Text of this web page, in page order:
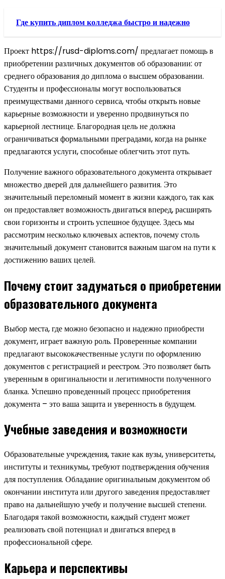
Где купить диплом колледжа быстро и надежно
Проект https://rusd-diploms.com/ предлагает помощь в
приобретении различных документов об образовании: от
среднего образования до диплома о высшем образовании.
Студенты и профессионалы могут воспользоваться
преимуществами данного сервиса, чтобы открыть новые
карьерные возможности и уверенно продвинуться по
карьерной лестнице. Благородная цель не должна
ограничиваться формальными преградами, когда на рынке
предлагаются услуги, способные облегчить этот путь.
Получение важного образовательного документа открывает
множество дверей для дальнейшего развития. Это
значительный переломный момент в жизни каждого, так как
он предоставляет возможность двигаться вперед, расширять
свои горизонты и строить успешное будущее. Здесь мы
рассмотрим несколько ключевых аспектов, почему столь
значительный документ становится важным шагом на пути к
достижению ваших целей.
Почему стоит задуматься о приобретении
образовательного документа
Выбор места, где можно безопасно и надежно приобрести
документ, играет важную роль. Проверенные компании
предлагают высококачественные услуги по оформлению
документов с регистрацией и реестром. Это позволяет быть
уверенным в оригинальности и легитимности полученного
бланка. Успешно проведенный процесс приобретения
документа – это ваша защита и уверенность в будущем.
Учебные заведения и возможности
Образовательные учреждения, такие как вузы, университеты,
институты и техникумы, требуют подтверждения обучения
для поступления. Обладание оригинальным документом об
окончании института или другого заведения предоставляет
право на дальнейшую учебу и получение высшей степени.
Благодаря такой возможности, каждый студент может
реализовать свой потенциал и двигаться вперед в
профессиональной сфере.
Карьера и перспективы